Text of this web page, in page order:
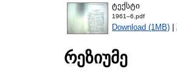
ტექსტი
1961–6.pdf
Download (1MB) |
რეზიუმე